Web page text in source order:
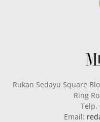
Rukan Sedayu Square
Ring
Telp.
Email: